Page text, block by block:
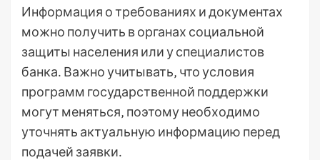
Информация о требованиях и документах
можно получить в органах социальной
защиты населения или у специалистов
банка․ Важно учитывать‚ что условия
программ государственной поддержки
могут меняться‚ поэтому необходимо
уточнять актуальную информацию перед
подачей заявки․